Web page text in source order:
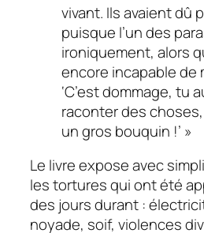
vivant. Ils avaient dû
puisque l’un des
ironiquement, alors
encore incapable de
‘C’est dommage, tu
raconter des
un gros bouquin !’ »
Le livre expose avec
les tortures qui ont été
des jours durant :
noyade, soif, violences